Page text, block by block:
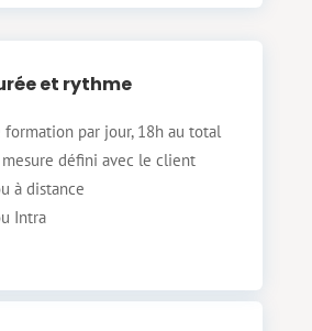
et rythme
formation par jour, 18h au total
défini avec le client
à distance
Intra